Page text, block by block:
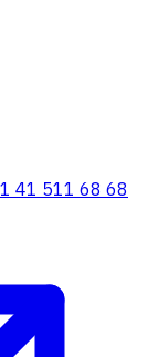
41 511 68 68